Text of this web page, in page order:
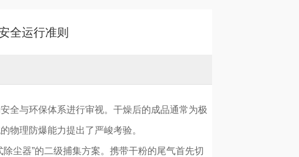
全运行准则
全与环保体系进行审视。干燥后的成品通常为极
物理防爆能力提出了严峻考验。
尘器”的二级捕集方案。携带干粉的尾气首先切